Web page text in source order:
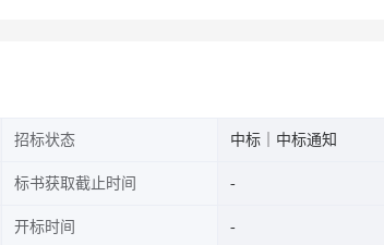
招标状态 中标｜中标通知
标书获取截止时间
开标时间